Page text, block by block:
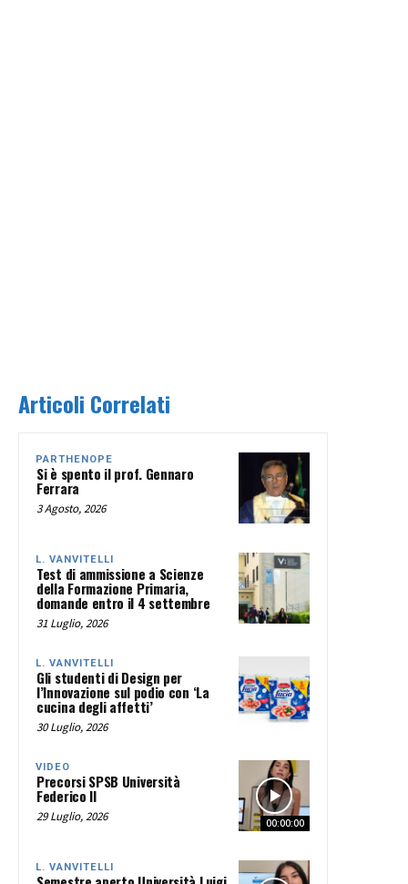
Articoli Correlati
PARTHENOPE
Si è spento il prof. Gennaro
Ferrara
3 Agosto, 2026
L. VANVITELLI
Test di ammissione a Scienze
della Formazione Primaria,
domande entro il 4 settembre
31 Luglio, 2026
L. VANVITELLI
Gli studenti di Design per
l’Innovazione sul podio con ‘La
cucina degli affetti’
30 Luglio, 2026
00:00:00
VIDEO
Precorsi SPSB Università
Federico II
29 Luglio, 2026
L. VANVITELLI